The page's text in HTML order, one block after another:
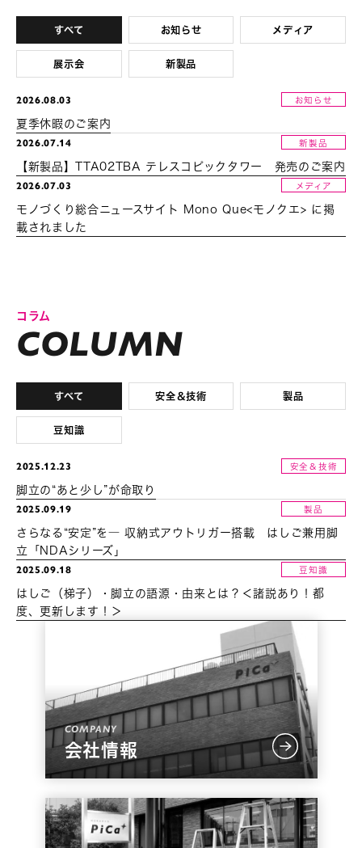
すべて お知らせ メディア
展示会 新製品
2026.08.03 お知らせ
夏季休暇のご案内
2026.07.14 新製品
【新製品】TTA02TBA テレスコピックタワー 発売のご案内
2026.07.03 メディア
モノづくり総合ニュースサイト Mono Que<モノクエ> に掲
載されました
コラム
すべて 安全＆技術 製品
豆知識
2025.12.23 安全＆技術
脚立の“あと少し”が命取り
2025.09.19 製品
さらなる“安定”を― 収納式アウトリガー搭載 はしご兼用脚
立「NDAシリーズ」
2025.09.18 豆知識
はしご（梯子）・脚立の語源・由来とは？＜諸説あり！都
度、更新します！＞
会社情報